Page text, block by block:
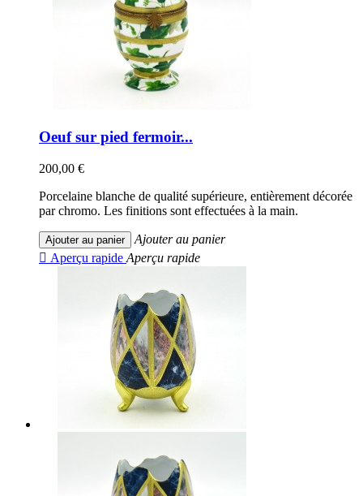
Oeuf sur pied fermoir...
200,00 €
Porcelaine blanche de qualité supérieure, entièrement décorée
par chromo. Les finitions sont effectuées à la main.
Ajouter au panier
Ajouter au panier
 Aperçu rapide Aperçu rapide